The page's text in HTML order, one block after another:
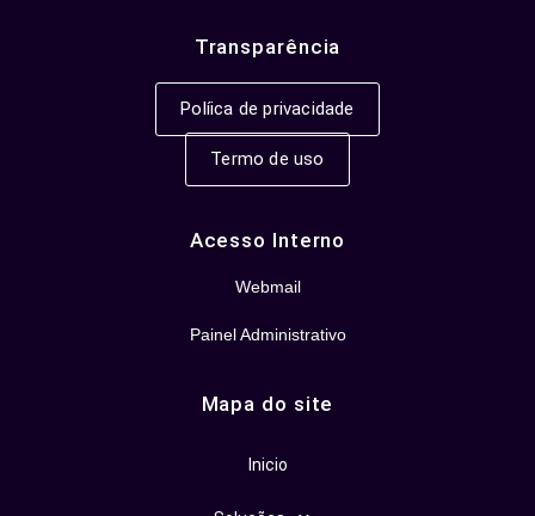
Transparência
Políica de privacidade
Termo de uso
Acesso Interno
Webmail
Painel Administrativo
Mapa do site
Inicio